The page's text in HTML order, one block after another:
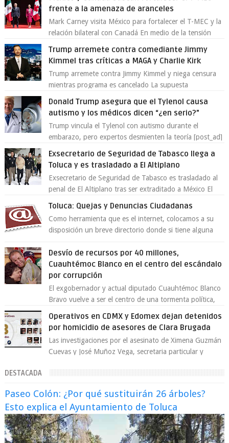
frente a la amenaza de aranceles
Mark Carney visita México para fortalecer el T-MEC y la
relación bilateral con Canadá En medio de la tensión
Trump arremete contra comediante Jimmy
Kimmel tras críticas a MAGA y Charlie Kirk
Trump arremete contra Jimmy Kimmel y niega censura
mientras programa es cancelado La supuesta
Donald Trump asegura que el Tylenol causa
autismo y los médicos dicen “¿en serio?”
Trump vincula el Tylenol con autismo durante el
embarazo, pero expertos desmienten la teoría [post_ad]
Exsecretario de Seguridad de Tabasco llega a
Toluca y es trasladado a El Altiplano
Exsecretario de Seguridad de Tabasco es trasladado al
penal de El Altiplano tras ser extraditado a México El
Toluca: Quejas y Denuncias Ciudadanas
Como herramienta que es el internet, colocamos a su
disposición un breve directorio donde si tiene alguna
Desvío de recursos por 40 millones,
Cuauhtémoc Blanco en el centro del escándalo
por corrupción
El exgobernador y actual diputado Cuauhtémoc Blanco
Bravo vuelve a ser el centro de una tormenta política,
Operativos en CDMX y Edomex dejan detenidos
por homicidio de asesores de Clara Brugada
Las investigaciones por el asesinato de Ximena Guzmán
Cuevas y José Muñoz Vega, secretaria particular y
DESTACADA
Paseo Colón: ¿Por qué sustituirán 26 árboles?
Esto explica el Ayuntamiento de Toluca